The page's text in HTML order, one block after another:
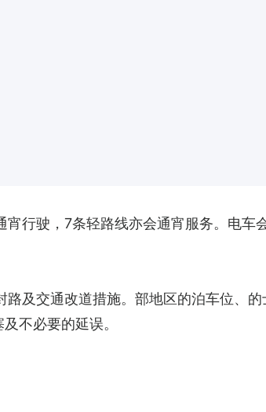
行驶，7条轻路线亦会通宵服务。电车
及交通改道措施。部地区的泊车位、
不必要的延误。